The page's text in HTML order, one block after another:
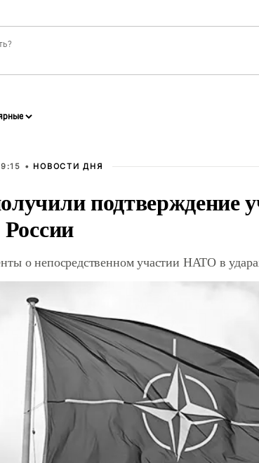
• НОВОСТИ ДНЯ
подтверждение
о непосредственном участии НАТО в